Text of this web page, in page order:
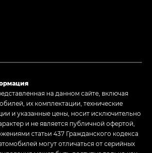
на данном сайте, включая
их комплектации, технические
и указанные цены, носит исключительно
и не является публичной офертой,
статьи 437 Гражданского кодекса
могут отличаться от серийных